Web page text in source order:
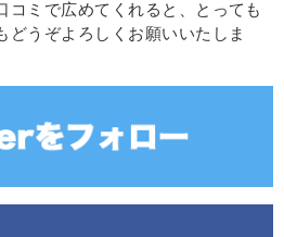
コミで広めてくれると、とっても
どうぞよろしくお願いいたしま